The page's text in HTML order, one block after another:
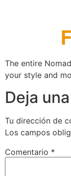
The entire
your style and
Deja
Tu dirección de
Los campos
Comentario *